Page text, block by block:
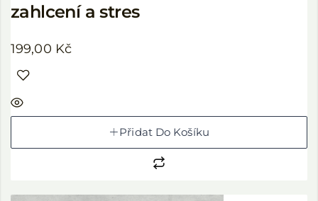
zahlcení a stres
199,00 Kč
Přidat Do Košíku